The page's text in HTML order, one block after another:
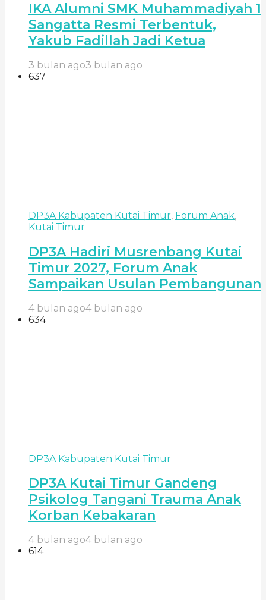
IKA Alumni SMK Muhammadiyah 1
Sangatta Resmi Terbentuk,
Yakub Fadillah Jadi Ketua
3 bulan ago3 bulan ago
637
DP3A Kabupaten Kutai Timur, Forum Anak,
Kutai Timur
DP3A Hadiri Musrenbang Kutai
Timur 2027, Forum Anak
Sampaikan Usulan Pembangunan
4 bulan ago4 bulan ago
634
DP3A Kabupaten Kutai Timur
DP3A Kutai Timur Gandeng
Psikolog Tangani Trauma Anak
Korban Kebakaran
4 bulan ago4 bulan ago
614